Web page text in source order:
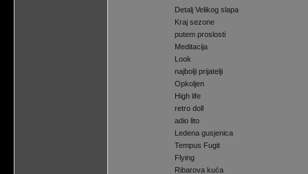
Detalj Velikog slapa
Kraj sezone
putem proslosti
Meditacija
Look
najbolji prijatelji
Opkoljen
High life
retro doll
adio lito
Ledena gusjenica
Tempus Fugit
Flying
Ribarova kuća